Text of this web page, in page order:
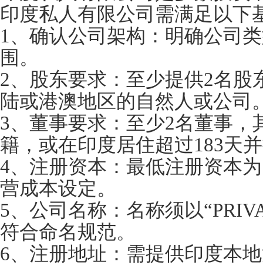
印度私人有限公司需满足以下
1、确认公司架构：明确公司
围。
2、股东要求：至少提供2名股
陆或港澳地区的自然人或公司
3、董事要求：至少2名董事，
籍，或在印度居住超过183天
4、注册资本：最低注册资本
营成本设定。
5、公司名称：名称须以
符合命名规范。
6、注册地址：需提供印度本